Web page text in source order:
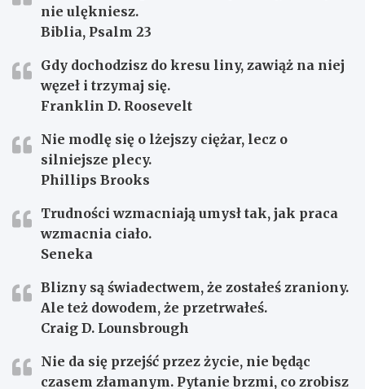
nie ulękniesz.
Biblia, Psalm 23
Gdy dochodzisz do kresu liny, zawiąż na niej
węzeł i trzymaj się.
Franklin D. Roosevelt
Nie modlę się o lżejszy ciężar, lecz o
silniejsze plecy.
Phillips Brooks
Trudności wzmacniają umysł tak, jak praca
wzmacnia ciało.
Seneka
Blizny są świadectwem, że zostałeś zraniony.
Ale też dowodem, że przetrwałeś.
Craig D. Lounsbrough
Nie da się przejść przez życie, nie będąc
czasem złamanym. Pytanie brzmi, co zrobisz